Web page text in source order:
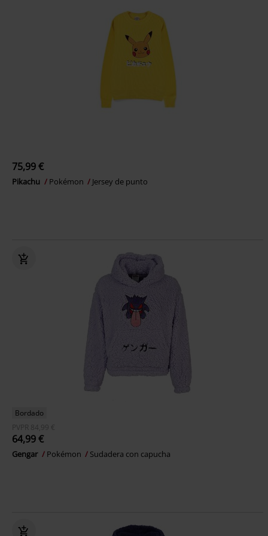
75,99 €
Pikachu Pokémon Jersey de punto
Bordado
PVPR 84,99 €
64,99 €
Gengar Pokémon Sudadera con capucha